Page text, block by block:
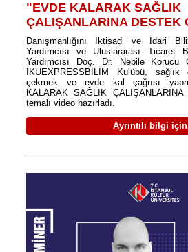
"EVDE KALARAK SAĞLIK
ÇALIŞANLARINA DESTEK
Danışmanlığını İktisadi ve İdari
Yardımcısı ve Uluslararası Ticaret
Yardımcısı Doç. Dr. Nebile Korucu
İKUEXPRESSBİLİM Kulübü, sağlık
çekmek ve evde kal çağrısı
KALARAK SAĞLIK ÇALIŞANLARINA
temalı video hazırladı.
Ayrıntılı bilgi